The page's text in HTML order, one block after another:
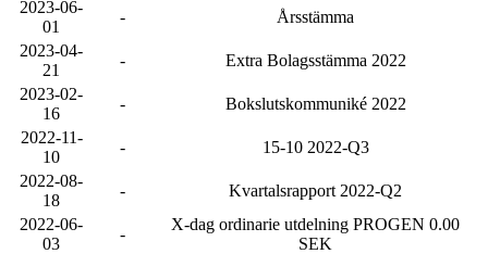
2023-06-
01
-
Årsstämma
2023-04-
21
-
Extra Bolagsstämma 2022
2023-02-
16
-
Bokslutskommuniké 2022
2022-11-
10
-
15-10 2022-Q3
2022-08-
18
-
Kvartalsrapport 2022-Q2
2022-06-
03
-
X-dag ordinarie utdelning PROGEN 0.00
SEK